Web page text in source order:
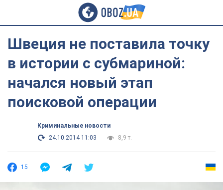
Швеция не поставила точку
в истории с субмариной:
начался новый этап
поисковой операции
Криминальные новости
24.10.2014 11:03
8,9 т.
15